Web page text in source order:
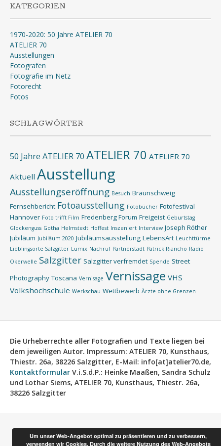
KATEGORIEN
1970-2020: 50 Jahre ATELIER 70
ATELIER 70
Ausstellungen
Fotografen
Fotografie im Netz
Fotorecht
Fotos
SCHLAGWÖRTER
50 Jahre ATELIER 70 ATELIER 70 ATELIER 70
Aktuell Ausstellung
Ausstellungseröffnung Besuch Braunschweig
Fernsehbericht Fotoausstellung Fotobücher Fotofestival
Hannover Foto trifft Film Fredenberg Forum Freigeist Geburtstag
Glockenguss Gotha Helmstedt Hoffest Inszeniert Interview Joseph Röther
Jubiläum Jubiläum 2020 Jubiläumsausstellung LebensArt Leuchttürme
Lieblingsorte Salzgitter Lumix Nachruf Partnerstadt Patrick Riancho Radio
Okerwelle Salzgitter Salzgitter verfremdet Spende Street
Photography Toscana Vernisage Vernissage VHS
Volkshochschule Werkschau Wettbewerb Ärzte ohne Grenzen
Die Urheberrechte aller Fotografien und Texte liegen bei
dem jeweiligen Autor. Impressum: ATELIER 70, Kunsthaus,
Thiestr. 26a, 38226 Salzgitter, E-Mail: info[at]atelier70.de,
Kontaktformular V.i.S.d.P.: Heinke Maaßen, Sandra Schulz
und Lothar Siems, ATELIER 70, Kunsthaus, Thiestr. 26a,
38226 Salzgitter
Um unser Web-Angebot optimal zu präsentieren und zu verbessern,
verwenden wir Cookies. Durch die weitere Nutzung des Web-Angebots